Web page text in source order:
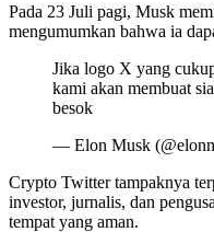
Pada 23 Juli pagi, Musk
mengumumkan bahwa ia
Jika logo X yang
kami akan membuat
besok
— Elon Musk
Crypto Twitter tampaknya
investor, jurnalis, dan
tempat yang aman.